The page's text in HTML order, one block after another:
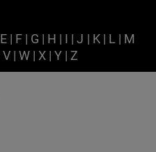
E | F | G | H | I |J | K | L | M
V |W | X |Y | Z